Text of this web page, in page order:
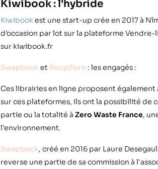
Kiwibook : l'hybride
Kiwibookest une start-up crée en 2017 à
d’occasion par lot sur la plateforme
sur kiwibook.fr
Swapbook et Recyclivre : les engagés :
Ces librairies en ligne proposent également
sur ces plateformes, ils ont la possibilité de
partie ou la totalité à Zero Waste France,
l'environnement.
Swapbook, créé en 2016 par Laure
reverse une partie de sa commission à